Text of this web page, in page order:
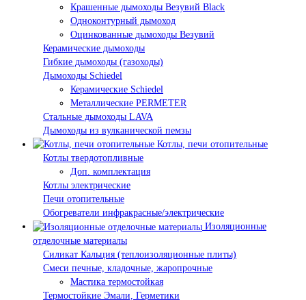
Крашенные дымоходы Везувий Black
Одноконтурный дымоход
Оцинкованные дымоходы Везувий
Керамические дымоходы
Гибкие дымоходы (газоходы)
Дымоходы Schiedel
Керамические Schiedel
Металлические PERMETER
Стальные дымоходы LAVA
Дымоходы из вулканической пемзы
Котлы, печи отопительные
Котлы твердотопливные
Доп. комплектация
Котлы электрические
Печи отопительные
Обогреватели инфракрасные/электрические
Изоляционные
отделочные материалы
Силикат Кальция (теплоизоляционные плиты)
Смеси печные, кладочные, жаропрочные
Мастика термостойкая
Термостойкие Эмали, Герметики